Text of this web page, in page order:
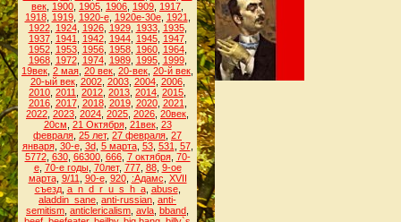
век 1900 1905 1906 1909 1917
1918, 1919, 1920-е, 1920е-30е, 1921
1922, 1924, 1926, 1929, 1933, 1935,
1937, 1941 1942, 1944, 1945, 1947,
1952, 1953, 1956, 1958, 1960, 1964,
1968, 1972, 1974, 1989, 1995, 1999,
19век 2 мая 20 век 20-век 20-й век
20-ый век, 2002, 2003, 2004, 2006,
2010 2011 2012 2013 2014 2015
2016, 2017, 2018, 2019, 2020, 2021
2022 2023 2024 2025 2026 20век
20см 21 Октября, 21век, 23
февраля 25 лет, 27 февраля 27
января, 30-е, 3d, 5 марта, 53, 531 57,
5772, 630, 66300, 666, 7 октября, 70-
е, 70-е годы, 70лет, 777, 88, 9-ое
марта, 9/11 90-е, 920, :Адамс XVII
съезд, a_n_d_r_u_s_h_a, abuse,
aladdin_sane anti-russian anti-
semitism anticlericalism avla bband